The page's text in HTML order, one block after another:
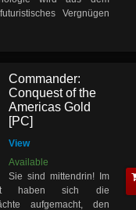
Vergnügen
Commander:
Conquest of the
Americas Gold
[PC]
View
Available
Sie sind mittendrin! Im
haben sich die
aufgemacht, den